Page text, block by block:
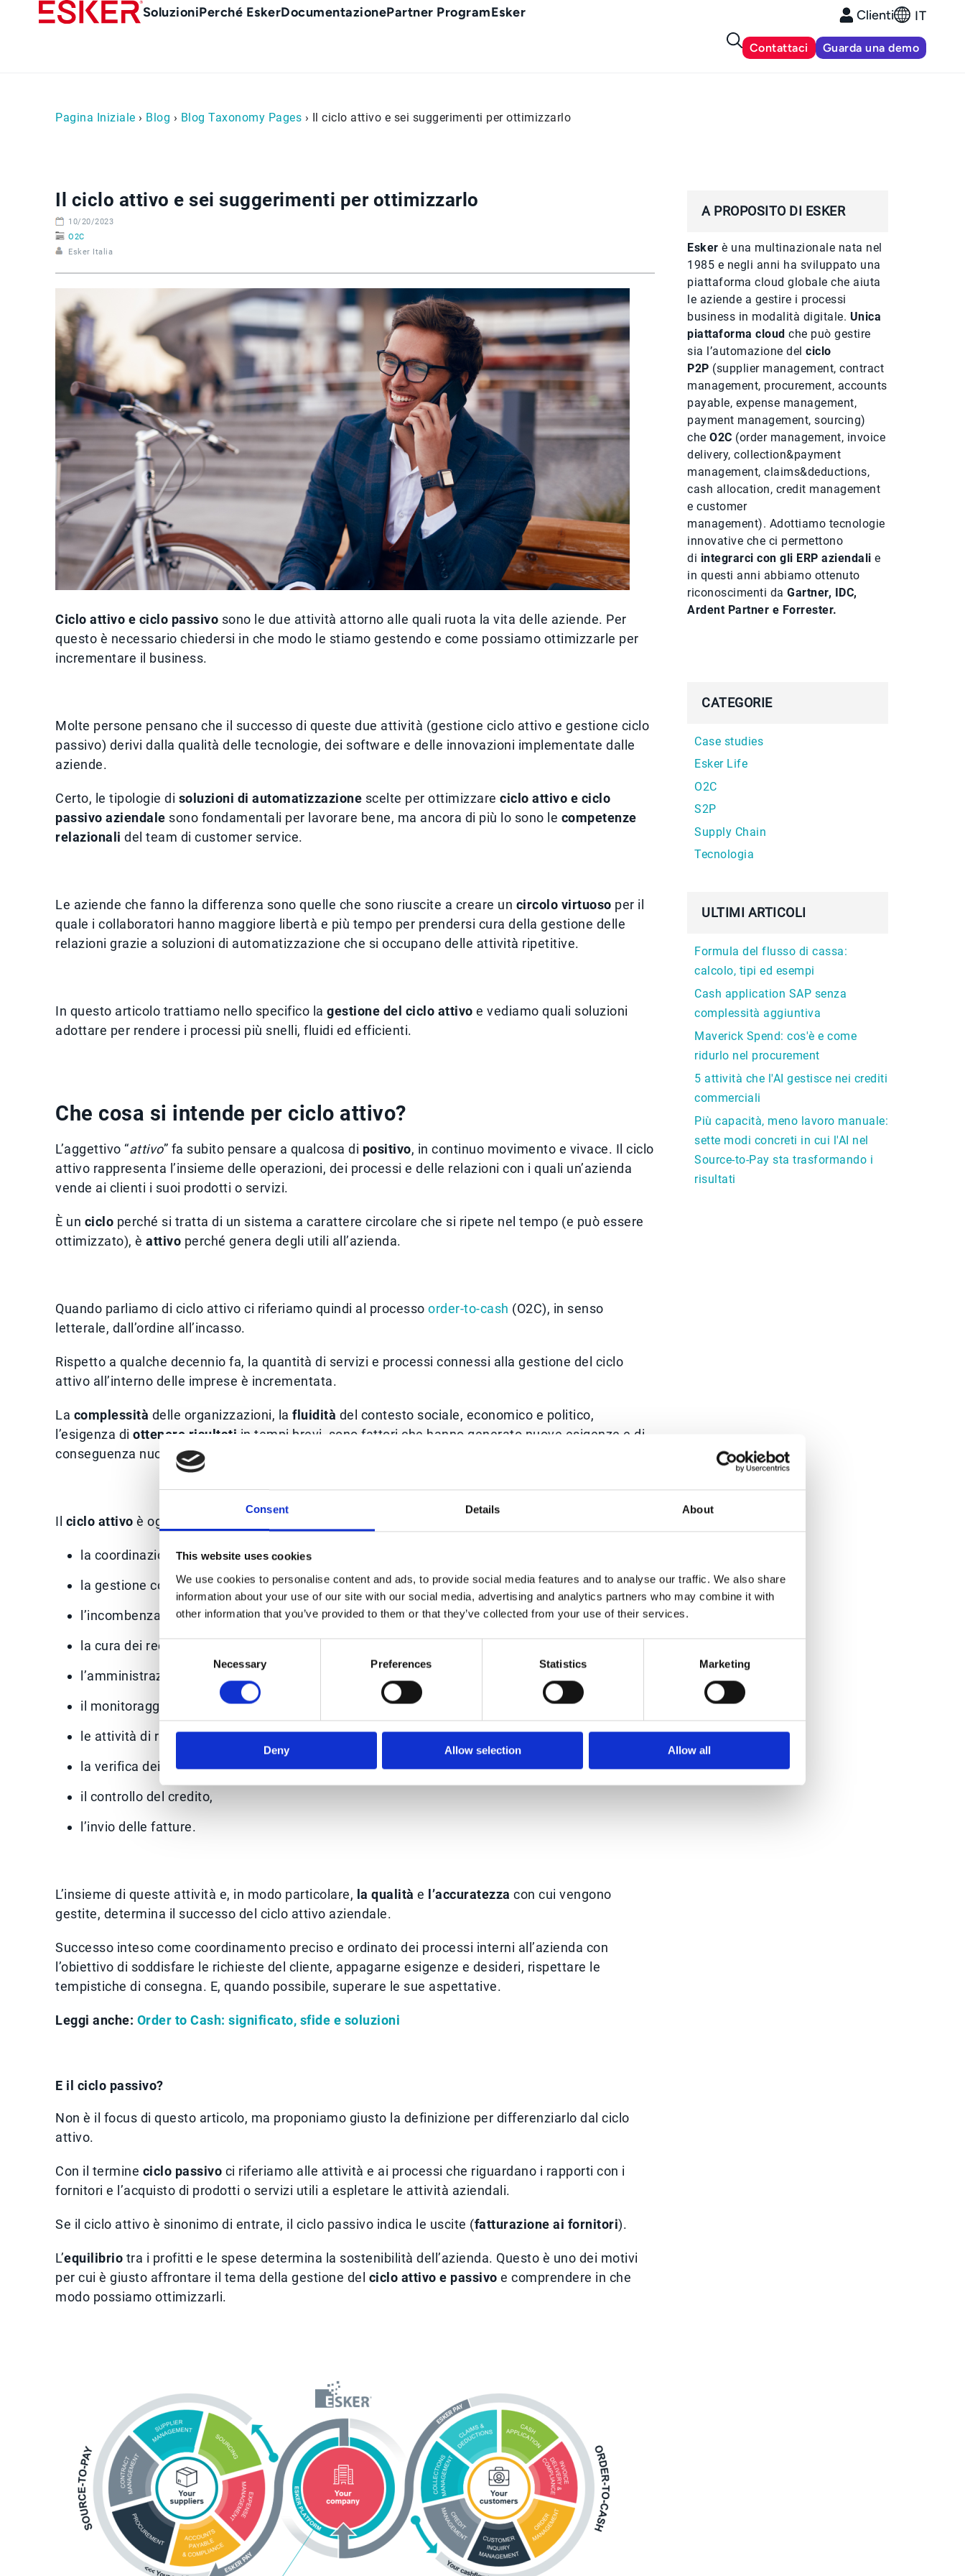
Consent Details About
This website uses cookies
We use cookies to personalise content and ads, to provide social media features and to analyse our traffic. We also share
information about your use of our site with our social media, advertising and analytics partners who may combine it with
other information that you’ve provided to them or that they’ve collected from your use of their services.
Consent
Necessary Preferences Statistics Marketing
Deny Allow selection Allow all
Main
SoluzioniPerché EskerDocumentazionePartner ProgramEsker Clienti IT
Contattaci Guarda una demo
Pagina Iniziale › Blog › Blog Taxonomy Pages › Il ciclo attivo e sei suggerimenti per ottimizzarlo
Il ciclo attivo e sei suggerimenti per ottimizzarlo
10/20/2023
O2C
Esker Italia
Ciclo attivo e ciclo passivo sono le due attività attorno alle quali ruota la vita delle aziende. Per
questo è necessario chiedersi in che modo le stiamo gestendo e come possiamo ottimizzarle per
incrementare il business.
Molte persone pensano che il successo di queste due attività (gestione ciclo attivo e gestione ciclo
passivo) derivi dalla qualità delle tecnologie, dei software e delle innovazioni implementate dalle
aziende.
Certo, le tipologie di soluzioni di automatizzazione scelte per ottimizzare ciclo attivo e ciclo
passivo aziendale sono fondamentali per lavorare bene, ma ancora di più lo sono le competenze
relazionali del team di customer service.
Le aziende che fanno la differenza sono quelle che sono riuscite a creare un circolo virtuoso per il
quale i collaboratori hanno maggiore libertà e più tempo per prendersi cura della gestione delle
relazioni grazie a soluzioni di automatizzazione che si occupano delle attività ripetitive.
In questo articolo trattiamo nello specifico la gestione del ciclo attivo e vediamo quali soluzioni
adottare per rendere i processi più snelli, fluidi ed efficienti.
Che cosa si intende per ciclo attivo?
L’aggettivo “attivo” fa subito pensare a qualcosa di positivo, in continuo movimento e vivace. Il ciclo
attivo rappresenta l’insieme delle operazioni, dei processi e delle relazioni con i quali un’azienda
vende ai clienti i suoi prodotti o servizi.
È un ciclo perché si tratta di un sistema a carattere circolare che si ripete nel tempo (e può essere
ottimizzato), è attivo perché genera degli utili all’azienda.
Quando parliamo di ciclo attivo ci riferiamo quindi al processo order-to-cash (O2C), in senso
letterale, dall’ordine all’incasso.
Rispetto a qualche decennio fa, la quantità di servizi e processi connessi alla gestione del ciclo
attivo all’interno delle imprese è incrementata.
La complessità delle organizzazioni, la fluidità del contesto sociale, economico e politico,
l’esigenza di ottenere risultati in tempi brevi, sono fattori che hanno generato nuove esigenze e di
conseguenza nuovi processi aziendali.
Il ciclo attivo è oggi un meccanismo complesso che sotto l’ombrello O2C comprende:
la coordinazione accurata del servizio clienti (
la gestione costante delle richieste dei clienti,
l’incombenza della riscossione dei crediti,
la cura dei reclami e delle deduzioni,
l’amministrazione e la contabilità,
il monitoraggio degli ordini,
le attività di riconciliazione,
la verifica dei pagamenti,
il controllo del credito,
l’invio delle fatture.
L’insieme di queste attività e, in modo particolare, la qualità e l’accuratezza con cui vengono
gestite, determina il successo del ciclo attivo aziendale.
Successo inteso come coordinamento preciso e ordinato dei processi interni all’azienda con
l’obiettivo di soddisfare le richieste del cliente, appagarne esigenze e desideri, rispettare le
tempistiche di consegna. E, quando possibile, superare le sue aspettative.
Leggi anche: Order to Cash: significato, sfide e soluzioni
E il ciclo passivo?
Non è il focus di questo articolo, ma proponiamo giusto la definizione per differenziarlo dal ciclo
attivo.
Con il termine ciclo passivo ci riferiamo alle attività e ai processi che riguardano i rapporti con i
fornitori e l’acquisto di prodotti o servizi utili a espletare le attività aziendali.
Se il ciclo attivo è sinonimo di entrate, il ciclo passivo indica le uscite (fatturazione ai fornitori).
L’equilibrio tra i profitti e le spese determina la sostenibilità dell’azienda. Questo è uno dei motivi
per cui è giusto affrontare il tema della gestione del ciclo attivo e passivo e comprendere in che
modo possiamo ottimizzarli.
A PROPOSITO DI ESKER
Esker è una multinazionale nata nel
1985 e negli anni ha sviluppato una
piattaforma cloud globale che aiuta
le aziende a gestire i processi
business in modalità digitale. Unica
piattaforma cloud che può gestire
sia l’automazione del ciclo
P2P (supplier management, contract
management, procurement, accounts
payable, expense management,
payment management, sourcing)
che O2C (order management, invoice
delivery, collection&payment
management, claims&deductions,
cash allocation, credit management
e customer
management). Adottiamo tecnologie
innovative che ci permettono
di integrarci con gli ERP aziendali e
in questi anni abbiamo ottenuto
riconoscimenti da Gartner, IDC,
Ardent Partner e Forrester.
CATEGORIE
Case studies
Esker Life
O2C
S2P
Supply Chain
Tecnologia
ULTIMI ARTICOLI
Formula del flusso di cassa:
calcolo, tipi ed esempi
Cash application SAP senza
complessità aggiuntiva
Maverick Spend: cos'è e come
ridurlo nel procurement
5 attività che l'AI gestisce nei crediti
commerciali
Più capacità, meno lavoro manuale:
sette modi concreti in cui l'AI nel
Source-to-Pay sta trasformando i
risultati